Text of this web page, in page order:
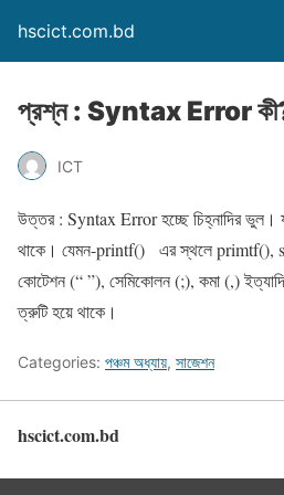
hscict.com.bd
প্রশ্ন : Syntax Error
ICT
উত্তর : Syntax Error হচ্ছে চিহ্নাদির ভুল।
থাকে। যেমন-printf() এর স্থলে primtf(),
কোটেশন (“ ”), সেমিকোলন (;), কমা (,)
ত্রুটি হয়ে থাকে।
Categories: পঞ্চম অধ্যায়, সাজেশন
hscict.com.bd